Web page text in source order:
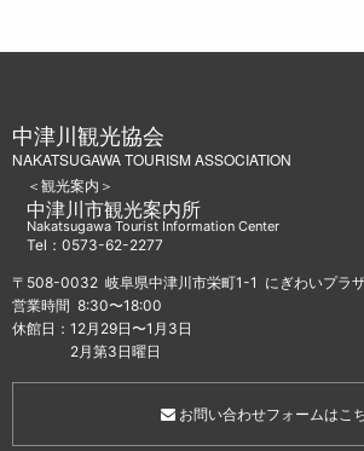
中津川観光協会
NAKATSUGAWA TOURISM ASSOCIATION
＜観光案内＞
中津川市観光案内所
Nakatsugawa Tourist Information Center
Tel：0573-62-2277
〒508-0032 岐阜県中津川市栄町1-1 にぎわいプラ
営業時間 8:30〜18:00
休館日：12月29日〜1月3日
2月第3日曜日
お問い合わせフォームはこ